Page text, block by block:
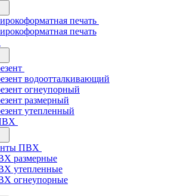
печать
печать
водоотталкивающий
огнеупорный
размерный
утепленный
ПВХ
размерные
утепленные
огнеупорные